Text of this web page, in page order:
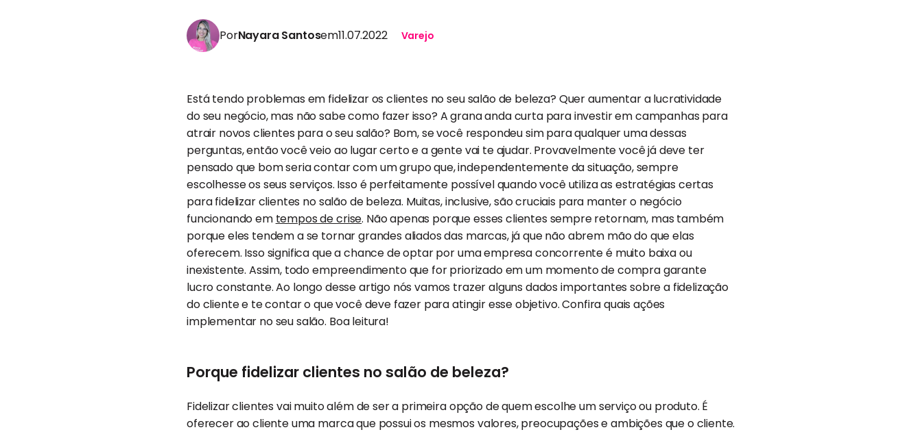
PorNayara Santosem11.07.2022 Varejo
Está tendo problemas em fidelizar os clientes no seu salão de beleza? Quer aumentar a lucratividade
do seu negócio, mas não sabe como fazer isso? A grana anda curta para investir em campanhas para
atrair novos clientes para o seu salão? Bom, se você respondeu sim para qualquer uma dessas
perguntas, então você veio ao lugar certo e a gente vai te ajudar. Provavelmente você já deve ter
pensado que bom seria contar com um grupo que, independentemente da situação, sempre
escolhesse os seus serviços. Isso é perfeitamente possível quando você utiliza as estratégias certas
para fidelizar clientes no salão de beleza. Muitas, inclusive, são cruciais para manter o negócio
funcionando em tempos de crise. Não apenas porque esses clientes sempre retornam, mas também
porque eles tendem a se tornar grandes aliados das marcas, já que não abrem mão do que elas
oferecem. Isso significa que a chance de optar por uma empresa concorrente é muito baixa ou
inexistente. Assim, todo empreendimento que for priorizado em um momento de compra garante
lucro constante. Ao longo desse artigo nós vamos trazer alguns dados importantes sobre a fidelização
do cliente e te contar o que você deve fazer para atingir esse objetivo. Confira quais ações
implementar no seu salão. Boa leitura!
Porque fidelizar clientes no salão de beleza?
Fidelizar clientes vai muito além de ser a primeira opção de quem escolhe um serviço ou produto. É
oferecer ao cliente uma marca que possui os mesmos valores, preocupações e ambições que o cliente.